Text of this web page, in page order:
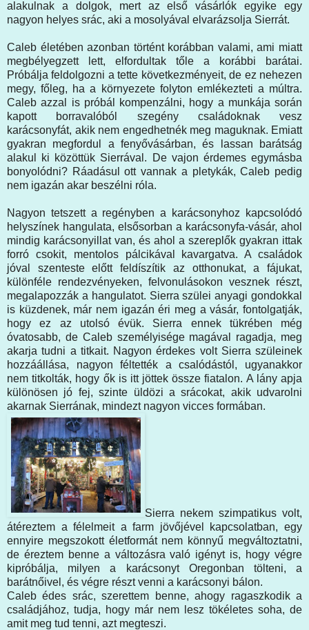
alakulnak a dolgok, mert az első vásárlók egyike egy
nagyon helyes srác, aki a mosolyával elvarázsolja Sierrát.
Caleb életében azonban történt korábban valami, ami miatt
megbélyegzett lett, elfordultak tőle a korábbi barátai.
Próbálja feldolgozni a tette következményeit, de ez nehezen
megy, főleg, ha a környezete folyton emlékezteti a múltra.
Caleb azzal is próbál kompenzálni, hogy a munkája során
kapott borravalóból szegény családoknak vesz
karácsonyfát, akik nem engedhetnék meg maguknak. Emiatt
gyakran megfordul a fenyővásárban, és lassan barátság
alakul ki közöttük Sierrával. De vajon érdemes egymásba
bonyolódni? Ráadásul ott vannak a pletykák, Caleb pedig
nem igazán akar beszélni róla.
Nagyon tetszett a regényben a karácsonyhoz kapcsolódó
helyszínek hangulata, elsősorban a karácsonyfa-vásár, ahol
mindig karácsonyillat van, és ahol a szereplők gyakran ittak
forró csokit, mentolos pálcikával kavargatva. A családok
jóval szenteste előtt feldíszítik az otthonukat, a fájukat,
különféle rendezvényeken, felvonulásokon vesznek részt,
megalapozzák a hangulatot. Sierra szülei anyagi gondokkal
is küzdenek, már nem igazán éri meg a vásár, fontolgatják,
hogy ez az utolsó évük. Sierra ennek tükrében még
óvatosabb, de Caleb személyisége magával ragadja, meg
akarja tudni a titkait. Nagyon érdekes volt Sierra szüleinek
hozzáállása, nagyon féltették a csalódástól, ugyanakkor
nem titkolták, hogy ők is itt jöttek össze fiatalon. A lány apja
különösen jó fej, szinte üldözi a srácokat, akik udvarolni
akarnak Sierrának, mindezt nagyon vicces formában.
Sierra nekem szimpatikus volt,
átéreztem a félelmeit a farm jövőjével kapcsolatban, egy
ennyire megszokott életformát nem könnyű megváltoztatni,
de éreztem benne a változásra való igényt is, hogy végre
kipróbálja, milyen a karácsonyt Oregonban tölteni, a
barátnőivel, és végre részt venni a karácsonyi bálon.
Caleb édes srác, szerettem benne, ahogy ragaszkodik a
családjához, tudja, hogy már nem lesz tökéletes soha, de
amit meg tud tenni, azt megteszi.